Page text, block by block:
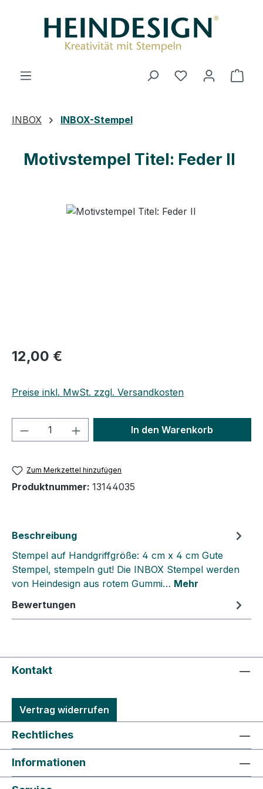
Du hast 0
INBOX INBOX-Stempel
Motivstempel Titel: Feder II
Regulärer Preis:
12,00 €
Preise inkl. MwSt. zzgl. Versandkosten
Produkt Anzahl: Gib denIn den Warenkorb
Zum Merkzettel hinzufügen
Produktnummer: 13144035
Beschreibung
Stempel auf Handgriffgröße: 4 cm x 4 cm Gute
Stempel, stempeln gut! Die INBOX Stempel werden
von Heindesign aus rotem Gummi… Mehr
Bewertungen
Kontakt
Vertrag widerrufen
Rechtliches
Informationen